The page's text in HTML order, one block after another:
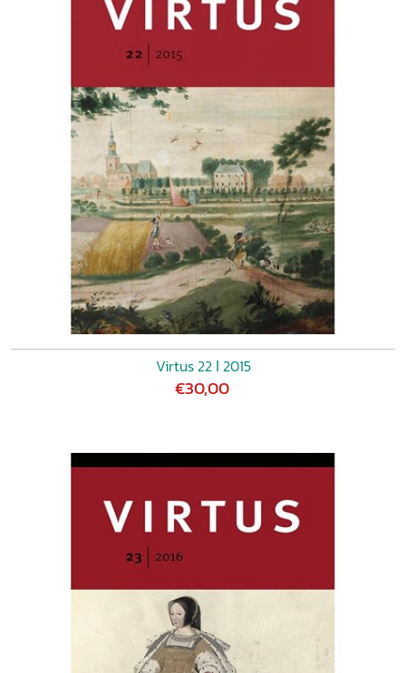
Virtus 22 ǀ 2015
€30,00